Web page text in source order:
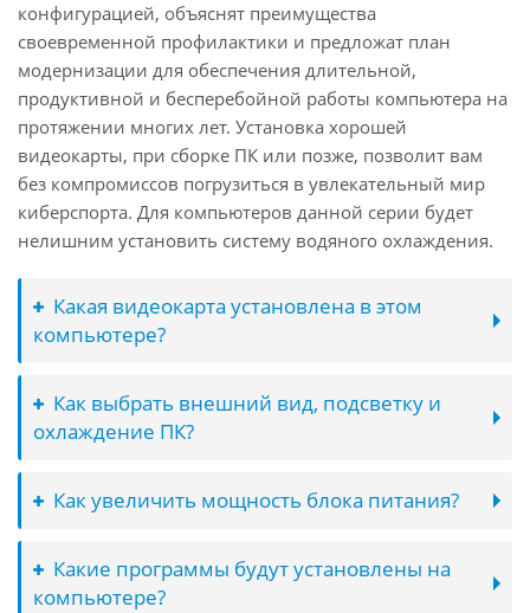
конфигурацией, объяснят преимущества
своевременной профилактики и предложат план
модернизации для обеспечения длительной,
продуктивной и бесперебойной работы компьютера на
протяжении многих лет. Установка хорошей
видеокарты, при сборке ПК или позже, позволит вам
без компромиссов погрузиться в увлекательный мир
киберспорта. Для компьютеров данной серии будет
нелишним установить систему водяного охлаждения.
Какая видеокарта установлена в этом
компьютере?
Как выбрать внешний вид, подсветку и
охлаждение ПК?
Как увеличить мощность блока питания?
Какие программы будут установлены на
компьютере?